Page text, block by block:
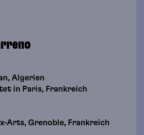
Algerien
in Paris, Frankreich
Arts, Grenoble, Frankreich